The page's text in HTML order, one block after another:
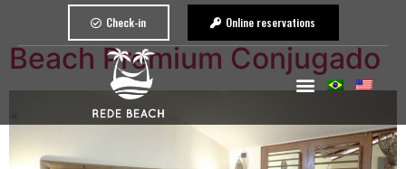
Check-in Online reservations
Beach Premium Conjugado